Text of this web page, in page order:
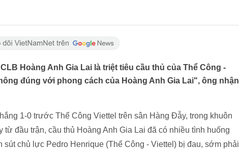
Hoàng Anh Gia Lai là triệt tiêu cầu thủ của Thể Công -
đúng với phong cách của Hoàng Anh Gia Lai", ông nhận
1-0 trước Thể Công Viettel trên sân Hàng Đẫy, trong khuôn
từ đầu trận, cầu thủ Hoàng Anh Gia Lai đã có nhiều tình huống
chủ lực Pedro Henrique (Thể Công - Viettel) bị đau, sớm phải